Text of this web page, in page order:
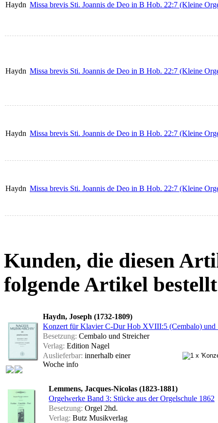
Haydn Missa brevis Sti. Joannis de Deo in B Hob. 22:7 (Kleine
Haydn Missa brevis Sti. Joannis de Deo in B Hob. 22:7 (Kleine
Haydn Missa brevis Sti. Joannis de Deo in B Hob. 22:7 (Kleine
Haydn Missa brevis Sti. Joannis de Deo in B Hob. 22:7 (Kleine
Kunden, die diesen
folgende Artikel
Haydn, Joseph (1732-1809)
Konzert für Klavier C-Dur Hob XVIII:5 (Cembalo) und
Besetzung: Cembalo und Streicher
Verlag: Edition Nagel
Auslieferbar: innerhalb einer
Woche info
Lemmens, Jacques-Nicolas (1823-1881)
Orgelwerke Band 3: Stücke aus der Orgelschule 1862
Besetzung: Orgel 2hd.
Verlag: Butz Musikverlag